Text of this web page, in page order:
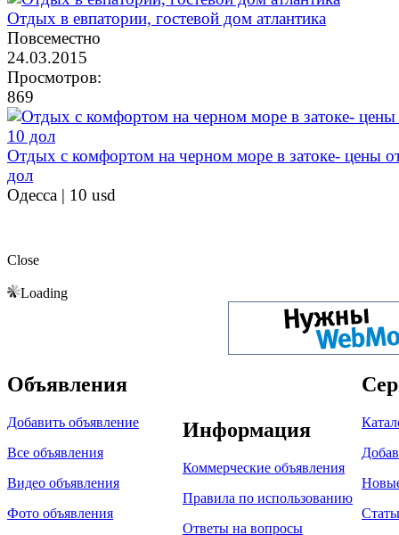
Отдых в евпатории, гостевой дом атлантика
Повсеместно
24.03.2015
Просмотров:
869
Отдых с комфортом на черном море в затоке- цены
дол
Одесса | 10 usd
Close
Loading
Объявления
Добавить объявление
Все объявления
Видео объявления
Фото объявления
Информация
Коммерческие объявления
Правила по использованию
Ответы на вопросы